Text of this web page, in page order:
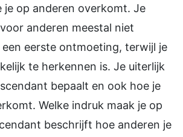
je op anderen overkomt. Je
anderen meestal niet
eerste ontmoeting, terwijl je
te herkennen is. Je uiterlijk
bepaalt en ook hoe je
Welke indruk maak je op
beschrijft hoe anderen je